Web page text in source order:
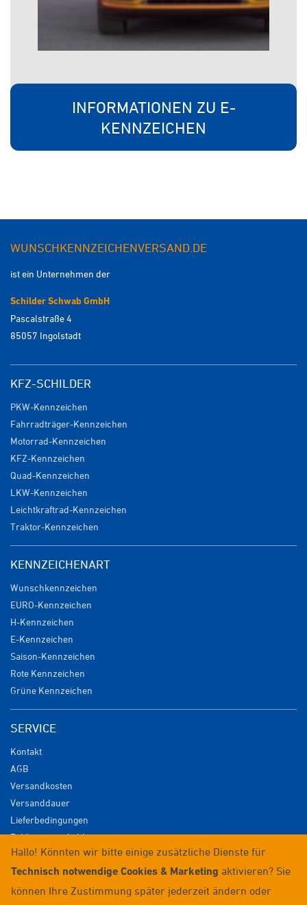
INFORMATIONEN ZU E-
KENNZEICHEN
WUNSCHKENNZEICHENVERSAND.DE
ist ein Unternehmen der
Schilder Schwab GmbH
Pascalstraße 4
85057 Ingolstadt
KFZ-SCHILDER
PKW-Kennzeichen
Fahrradträger-Kennzeichen
Motorrad-Kennzeichen
KFZ-Kennzeichen
Quad-Kennzeichen
LKW-Kennzeichen
Leichtkraftrad-Kennzeichen
Traktor-Kennzeichen
KENNZEICHENART
Wunschkennzeichen
EURO-Kennzeichen
H-Kennzeichen
E-Kennzeichen
Saison-Kennzeichen
Rote Kennzeichen
Grüne Kennzeichen
SERVICE
Kontakt
AGB
Versandkosten
Versanddauer
Lieferbedingungen
Zahlungsmöglichkeiten
Datenschutz
Impressum
Widerrufsrecht
Hallo! Könnten wir bitte einige zusätzliche Dienste für
Technisch notwendige Cookies & Marketing aktivieren? Sie
können Ihre Zustimmung später jederzeit ändern oder